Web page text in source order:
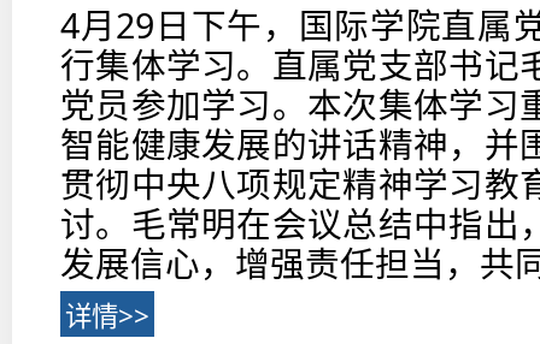
4月29日下午，国际学院直属
行集体学习。直属党支部书记
党员参加学习。本次集体学
智能健康发展的讲话精神，并
贯彻中央八项规定精神学习教
讨。毛常明在会议总结中指出
发展信心，增强责任担当，共
详情>>